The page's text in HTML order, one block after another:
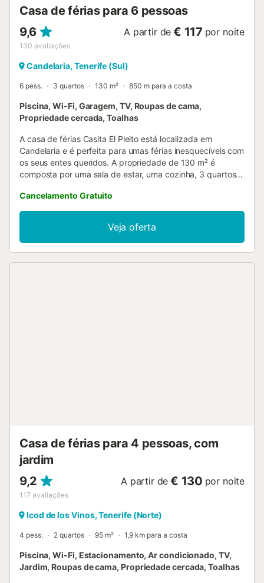
Casa de férias para 6 pessoas
9,6
130 avaliações
A partir de € 117 por noite
Candelaria, Tenerife (Sul)
6 pess. 3 quartos 130 m² 850 m para a costa
Piscina, Wi-Fi, Garagem, TV, Roupas de cama,
Propriedade cercada, Toalhas
A casa de férias Casita El Pleito está localizada em
Candelaria e é perfeita para umas férias inesquecíveis com
os seus entes queridos. A propriedade de 130 m² é
composta por uma sala de estar, uma cozinha, 3 quartos e
portanto, acomodar 6 pessoas. As comodidades
adicionais incluem Wi-Fi de alta velocidade (adequado
para chamadas de vídeo) com um espaço de trabalho
dedicado para escritório em casa, uma televisão, uma
ventoinha e uma máquina de lavar roupa. Um berço e uma
Cancelamento Gratuito
Veja oferta
Casa de férias para 4 pessoas, com
jardim
9,2
117 avaliações
A partir de € 130 por noite
Icod de los Vinos, Tenerife (Norte)
4 pess. 2 quartos 95 m² 1,9 km para a costa
Piscina, Wi-Fi, Estacionamento, Ar condicionado, TV,
Jardim, Roupas de cama, Propriedade cercada, Toalhas